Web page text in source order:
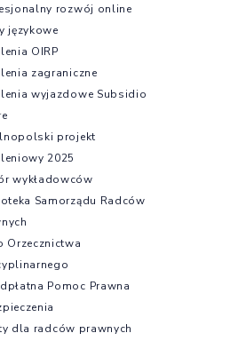
rozwój online
językowe
OIRP
zagraniczne
wyjazdowe Subsidio
projekt
2025
wykładowców
Samorządu Radców
Orzecznictwa
Pomoc Prawna
dla radców prawnych